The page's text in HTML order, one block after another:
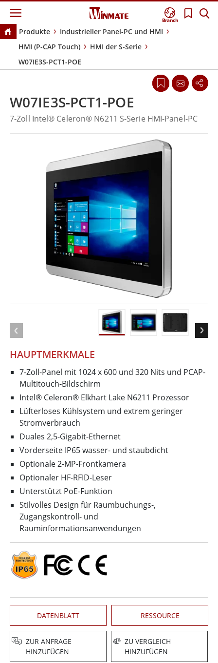
Branch
Produkte
Industrieller Panel-PC und HMI
HMI (P-CAP Touch)
HMI der S-Serie
W07IE3S-PCT1-POE
HAUPTMERKMALE
7-Zoll-Panel mit 1024 x 600 und 320 Nits und PCAP-
Multitouch-Bildschirm
Intel® Celeron® Elkhart Lake N6211 Prozessor
Lüfterloses Kühlsystem und extrem geringer
Stromverbrauch
Duales 2,5-Gigabit-Ethernet
Vorderseite IP65 wasser- und staubdicht
Optionale 2-MP-Frontkamera
Optionaler HF-RFID-Leser
Unterstützt PoE-Funktion
Stilvolles Design für Raumbuchungs-,
Zugangskontroll- und
Rauminformationsanwendungen
DATENBLATT RESSOURCE
ZUR ANFRAGE
HINZUFÜGEN
ZU VERGLEICH
HINZUFÜGEN
W07IE3S-PCT1-POE
7-Zoll Intel® Celeron® N6211 S-Serie HMI-Panel-PC